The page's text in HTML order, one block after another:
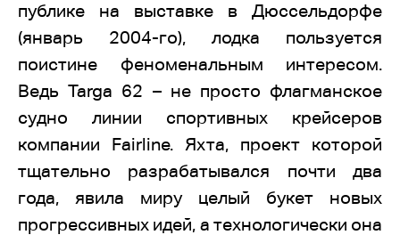
публике на выставке в Дюссельдорфе
(январь 2004-го), лодка пользуется
поистине феноменальным интересом.
Ведь Targa 62 – не просто флагманское
судно линии спортивных крейсеров
компании Fairline. Яхта, проект которой
тщательно разрабатывался почти два
года, явила миру целый букет новых
прогрессивных идей, а технологически она